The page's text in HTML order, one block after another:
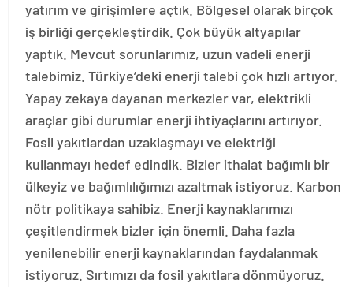
yatırım ve girişimlere açtık. Bölgesel olarak birçok
iş birliği gerçekleştirdik. Çok büyük altyapılar
yaptık. Mevcut sorunlarımız, uzun vadeli enerji
talebimiz. Türkiye’deki enerji talebi çok hızlı artıyor.
Yapay zekaya dayanan merkezler var, elektrikli
araçlar gibi durumlar enerji ihtiyaçlarını artırıyor.
Fosil yakıtlardan uzaklaşmayı ve elektriği
kullanmayı hedef edindik. Bizler ithalat bağımlı bir
ülkeyiz ve bağımlılığımızı azaltmak istiyoruz. Karbon
nötr politikaya sahibiz. Enerji kaynaklarımızı
çeşitlendirmek bizler için önemli. Daha fazla
yenilenebilir enerji kaynaklarından faydalanmak
istiyoruz. Sırtımızı da fosil yakıtlara dönmüyoruz.